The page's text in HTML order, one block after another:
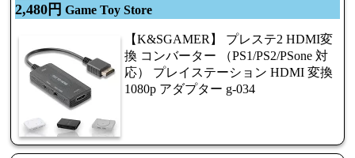
2,480円 Game Toy Store
【K&SGAMER】 プレステ2 HDMI変
換 コンバーター （PS1/PS2/PSone 対
応） プレイステーション HDMI 変換
1080p アダプター g-034